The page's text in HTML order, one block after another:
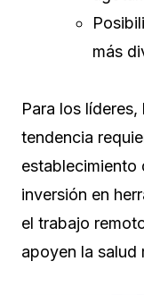
más
Para los
tendencia
establecimiento
inversión en
el trabajo
apoyen la salud